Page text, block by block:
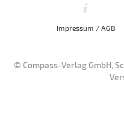
Impressum / AGB
© Compass-Verlag GmbH,